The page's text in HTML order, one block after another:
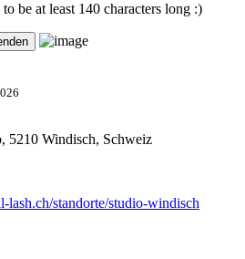
be at least 140 characters long :)
5210 Windisch, Schweiz
lash.ch/standorte/studio-windisch